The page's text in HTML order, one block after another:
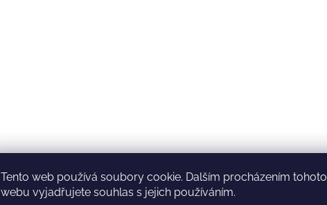
Tento web používá soubory cookie. Dalším procházením tohoto
webu vyjadřujete souhlas s jejich používáním.